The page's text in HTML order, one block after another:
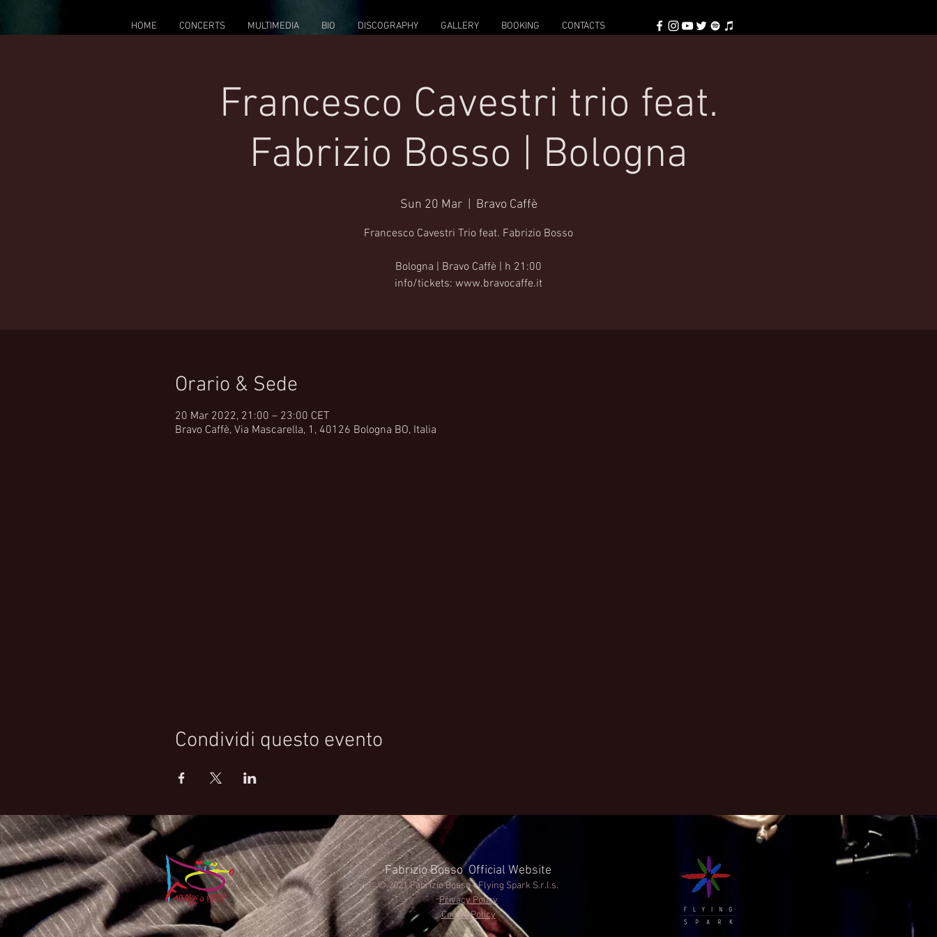
HOME CONCERTS MULTIMEDIA BIO DISCOGRAPHY GALLERY BOOKING CONTACTS
Francesco Cavestri trio feat.
Fabrizio Bosso | Bologna
Sun 20 Mar
  |
Bravo Caffè
Francesco Cavestri Trio feat. Fabrizio Bosso
Bologna | Bravo Caffè | h 21:00
info/tickets: www.bravocaffe.it
Orario & Sede
20 Mar 2022, 21:00 – 23:00 CET
Bravo Caffè, Via Mascarella, 1, 40126 Bologna BO, Italia
Condividi questo evento
Fabrizio Bosso Official Website
© 2021 Fabrizio Bosso - Flying Spark S.r.l.s.
Privacy Policy
Cookie Policy